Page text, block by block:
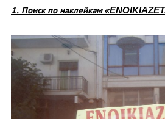
1. Поиск по наклейкам «